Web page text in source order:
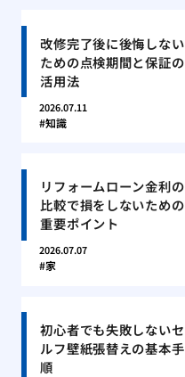
改修完了後に後悔しない
ための点検期間と保証の
活用法
2026.07.11
知識
リフォームローン金利の
比較で損をしないための
重要ポイント
2026.07.07
家
初心者でも失敗しないセ
ルフ壁紙張替えの基本手
順